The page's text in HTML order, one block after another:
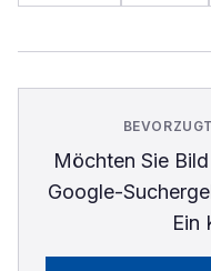
Möchten Sie
Google-
Ein